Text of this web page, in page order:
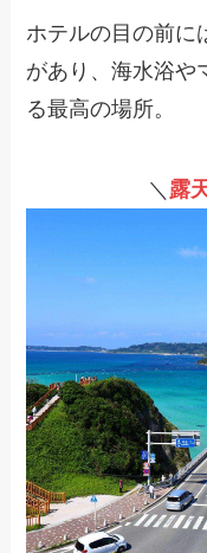
ホテルの目の前に
があり、海水浴や
る最高の場所。
＼ 露